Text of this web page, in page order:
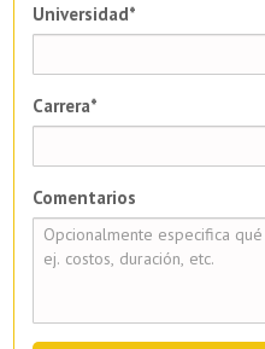
Universidad*
Carrera*
Comentarios